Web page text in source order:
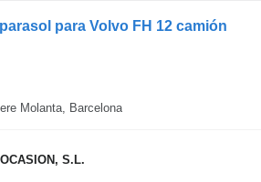
para Volvo FH 12 camión
Molanta, Barcelona
S.L.